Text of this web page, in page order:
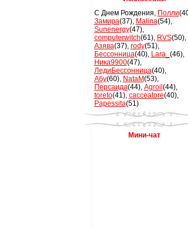
С Днем Рождения, Полли
Замира(37), Malina(54),
Sunenergy(47),
computerwitch(61), RVS(50),
Азява(37), rody(51),
Бессонница(40), Lara_ (46),
Ника9900(47),
ЛедиБессонница(40),
Абу(60), NataM(53),
Персаида(44), Agroil (44),
toreto(41), cacceatore(40),
Papessita(51)
Мини-чат